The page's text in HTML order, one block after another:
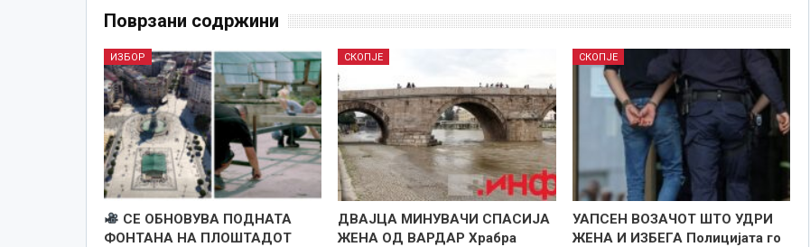
Поврзани содржини
ИЗБОР
СЕ ОБНОВУВА ПОДНАТА
ФОНТАНА НА ПЛОШТАДОТ
СКОПЈЕ
ДВАЈЦА МИНУВАЧИ СПАСИЈА
ЖЕНА ОД ВАРДАР Храбра
СКОПЈЕ
УАПСЕН ВОЗАЧОТ ШТО УДРИ
ЖЕНА И ИЗБЕГА Полицијата го